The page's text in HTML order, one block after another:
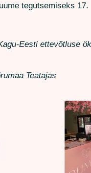
tegutsemiseks 17.
Eesti ettevõtluse
Teatajas